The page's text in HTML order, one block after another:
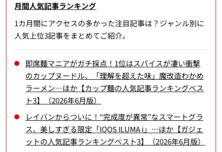
月間人気記事ランキング
1カ月間にアクセスの多かった注目記事は？ジャンル別に
人気上位3記事をまとめてご紹介。
即席麺マニアがガチ採点！1位はスパイスが凄い衝撃
のカップヌードル、「理解を超えた味」魔改造わかめ
ラーメン…ほか【カップ麺の人気記事ランキングベス
ト3】（2026年6月版）
レイバンからついに！“完成度が異常”なスマートグラ
ス、美しすぎる限定「IQOS ILUMA i」…ほか【ガジェ
ットの人気記事ランキングベスト3】（2026年6月版）